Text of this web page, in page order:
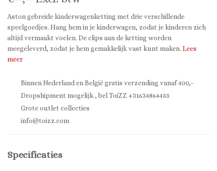
Aston gebreide kinderwagenketting met drie verschillende
speelgoedjes. Hang hem in je kinderwagen, zodat je kinderen zich
altijd vermaakt voelen. De clips aan de ketting worden
meegeleverd, zodat je hem gemakkelijk vast kunt maken. Lees
meer
Binnen Nederland en België gratis verzending vanaf 400,-
Dropshipment mogelijk , bel ToiZZ +31634864455
Grote outlet collecties
info@toizz.com
Specificaties